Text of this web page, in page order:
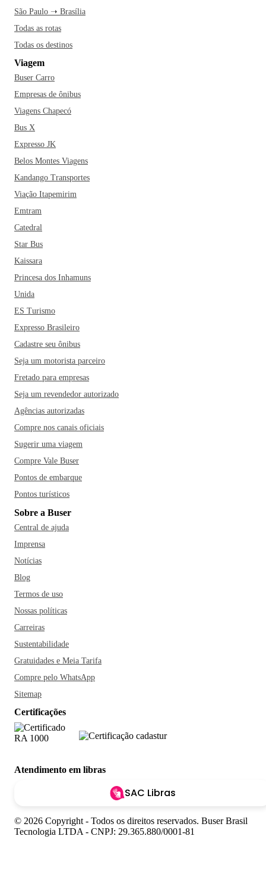
São Paulo ➝ Brasília
Todas as rotas
Todas os destinos
Viagem
Buser Carro
Empresas de ônibus
Viagens Chapecó
Bus X
Expresso JK
Belos Montes Viagens
Kandango Transportes
Viação Itapemirim
Emtram
Catedral
Star Bus
Kaissara
Princesa dos Inhamuns
Unida
ES Turismo
Expresso Brasileiro
Cadastre seu ônibus
Seja um motorista parceiro
Fretado para empresas
Seja um revendedor autorizado
Agências autorizadas
Compre nos canais oficiais
Sugerir uma viagem
Compre Vale Buser
Pontos de embarque
Pontos turísticos
Sobre a Buser
Central de ajuda
Imprensa
Notícias
Blog
Termos de uso
Nossas políticas
Carreiras
Sustentabilidade
Gratuidades e Meia Tarifa
Compre pelo WhatsApp
Sitemap
Certificações
Atendimento em libras
SAC Libras
© 2026 Copyright - Todos os direitos reservados. Buser Brasil
Tecnologia LTDA - CNPJ: 29.365.880/0001-81